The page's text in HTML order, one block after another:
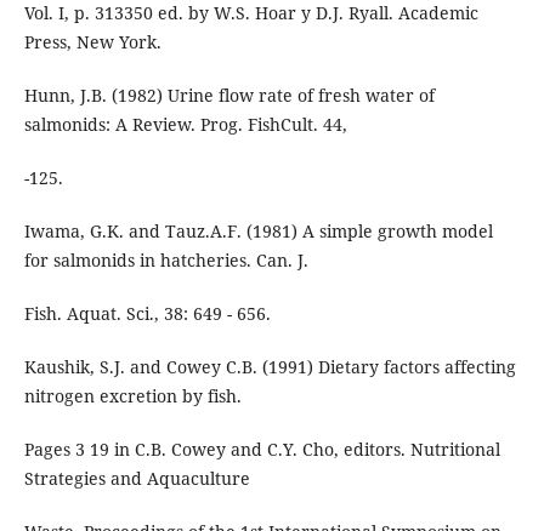
Vol. I, p. 313350 ed. by W.S. Hoar y D.J. Ryall. Academic
Press, New York.
Hunn, J.B. (1982) Urine flow rate of fresh water of
salmonids: A Review. Prog. FishCult. 44,
-125.
Iwama, G.K. and Tauz.A.F. (1981) A simple growth model
for salmonids in hatcheries. Can. J.
Fish. Aquat. Sci., 38: 649 - 656.
Kaushik, S.J. and Cowey C.B. (1991) Dietary factors affecting
nitrogen excretion by fish.
Pages 3 19 in C.B. Cowey and C.Y. Cho, editors. Nutritional
Strategies and Aquaculture